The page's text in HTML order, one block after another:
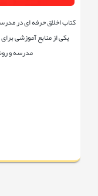
کتاب اخلاق حرفه ای در
یکی از منابع آموزشی
مدرسه و